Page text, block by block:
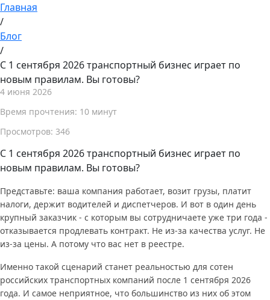
Главная
/
Блог
/
С 1 сентября 2026 транспортный бизнес играет по
новым правилам. Вы готовы?
4 июня 2026
Время прочтения: 10 минут
Просмотров: 346
С 1 сентября 2026 транспортный бизнес играет по
новым правилам. Вы готовы?
Представьте: ваша компания работает, возит грузы, платит
налоги, держит водителей и диспетчеров. И вот в один день
крупный заказчик - с которым вы сотрудничаете уже три года -
отказывается продлевать контракт. Не из-за качества услуг. Не
из-за цены. А потому что вас нет в реестре.
Именно такой сценарий станет реальностью для сотен
российских транспортных компаний после 1 сентября 2026
года. И самое неприятное, что большинство из них об этом